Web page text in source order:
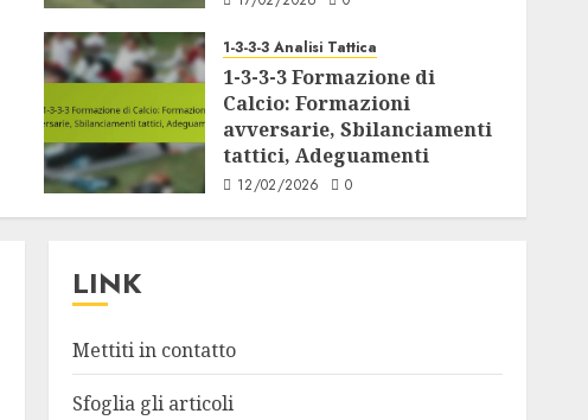
7
1
1-3-3-3 Strategie di Formazione
1-3-3-3 Strategie di
Formazione: Comunicazione,
Ruoli di Leadership, Coesione
del Team
2
Aspetti psicologici,
Mentalità, Morale di squadra
1-3-3-3 Analisi Tattica
1-3-3-3 Formazione di
Calcio: Formazioni
avversarie, Sbilanciamenti
tattici, Adeguamenti
12/02/2026 0
LINK
Mettiti in contatto
Sfoglia gli articoli